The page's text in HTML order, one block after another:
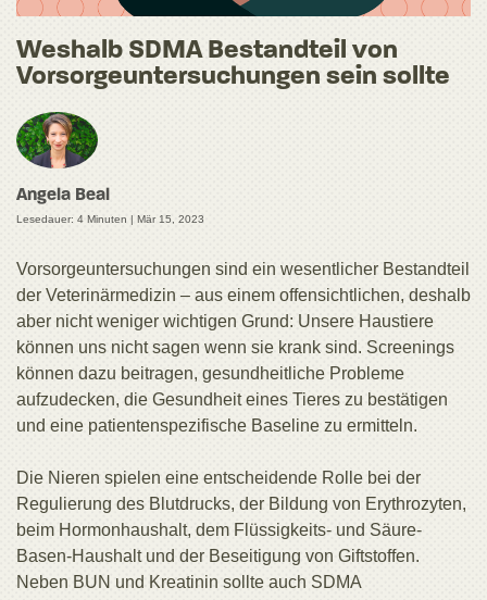
Weshalb SDMA Bestandteil von
Vorsorgeuntersuchungen sein sollte
Angela Beal
Lesedauer: 4 Minuten | Mär 15, 2023
Vorsorgeuntersuchungen sind ein wesentlicher Bestandteil
der Veterinärmedizin – aus einem offensichtlichen, deshalb
aber nicht weniger wichtigen Grund: Unsere Haustiere
können uns nicht sagen wenn sie krank sind. Screenings
können dazu beitragen, gesundheitliche Probleme
aufzudecken, die Gesundheit eines Tieres zu bestätigen
und eine patientenspezifische Baseline zu ermitteln.
Die Nieren spielen eine entscheidende Rolle bei der
Regulierung des Blutdrucks, der Bildung von Erythrozyten,
beim Hormonhaushalt, dem Flüssigkeits- und Säure-
Basen-Haushalt und der Beseitigung von Giftstoffen.
Neben BUN und Kreatinin sollte auch SDMA